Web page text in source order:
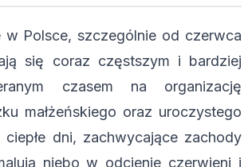
w Polsce, szczególnie od czerwca
się coraz częstszym i bardziej
czasem na organizację
małżeńskiego oraz uroczystego
ciepłe dni, zachwycające zachody
niebo w odcienie czerwieni i